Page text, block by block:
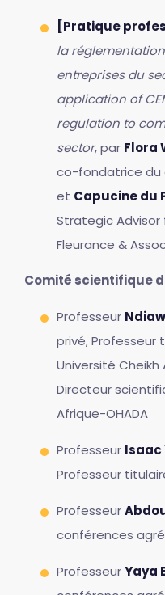
[Pratique
la
entreprises du
application of
regulation to
sector, par Flora
co-fondatrice du
et Capucine du
Strategic Advisor
Fleurance &
Comité scientifique
Professeur
privé, Professeur
Université Cheikh
Directeur
Afrique-OHADA
Professeur Isaac
Professeur
Professeur
conférences
ProfesseurYaya